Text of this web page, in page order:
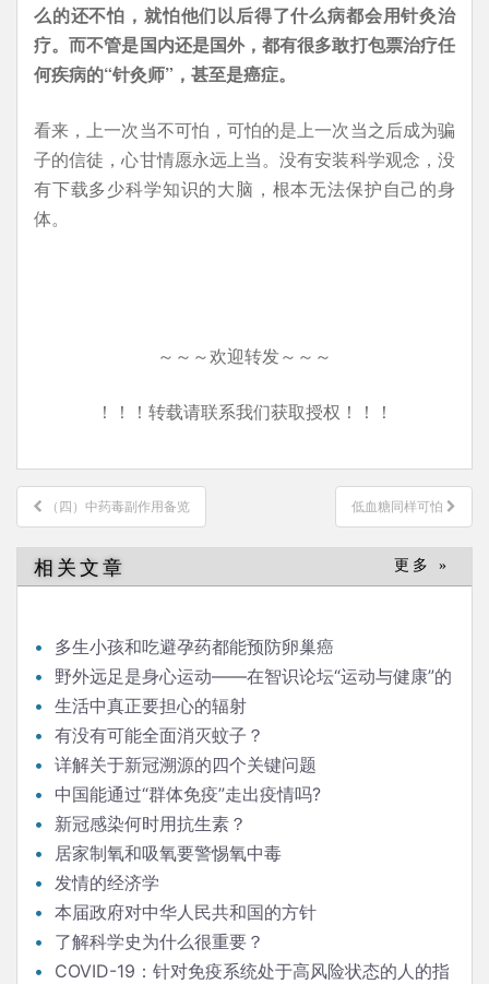
么的还不怕，就怕他们以后得了什么病都会用针灸治
疗。而不管是国内还是国外，都有很多敢打包票治疗任
何疾病的“针灸师”，甚至是癌症。
看来，上一次当不可怕，可怕的是上一次当之后成为骗
子的信徒，心甘情愿永远上当。没有安装科学观念，没
有下载多少科学知识的大脑，根本无法保护自己的身
体。
～～～欢迎转发～～～
！！！转载请联系我们获取授权！！！
文
章
导
航
（四）中药毒副作用备览 低血糖同样可怕
相关文章 更多 »
多生小孩和吃避孕药都能预防卵巢癌
野外远足是身心运动——在智识论坛“运动与健康”的
发言生活中真正要担心的辐射
有没有可能全面消灭蚊子？
详解关于新冠溯源的四个关键问题
中国能通过“群体免疫”走出疫情吗?
新冠感染何时用抗生素？
居家制氧和吸氧要警惕氧中毒
发情的经济学
本届政府对中华人民共和国的方针
了解科学史为什么很重要？
COVID-19：针对免疫系统处于高风险状态的人的指